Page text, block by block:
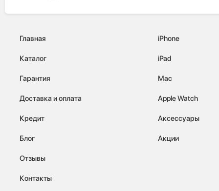
Главная
Каталог
Гарантия
Доставка и оплата
Кредит
Блог
Отзывы
Контакты
iPhone
iPad
Mac
Apple Watch
Аксессуары
Акции